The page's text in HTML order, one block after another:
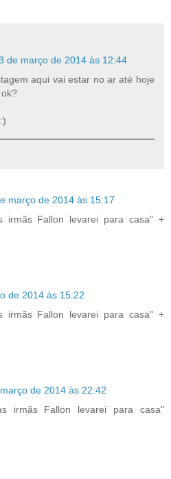
de março de 2014 às 12:44
aqui vai estar no ar até hoje
março de 2014 às 15:17
irmãs Fallon levarei para casa" +
de 2014 às 15:22
irmãs Fallon levarei para casa" +
de 2014 às 22:42
irmãs Fallon levarei para casa"